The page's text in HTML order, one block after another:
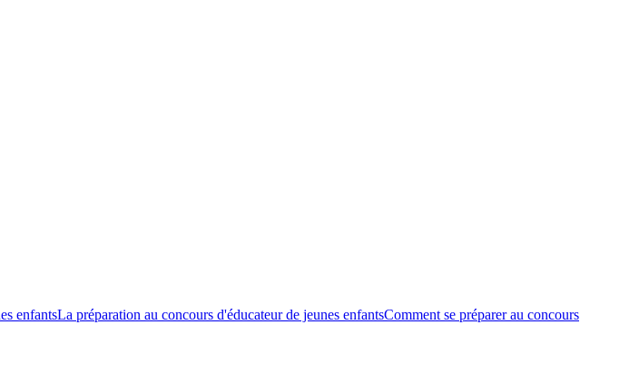
enfantsLa préparation au concours d'éducateur de jeunes enfantsComment se préparer au concours